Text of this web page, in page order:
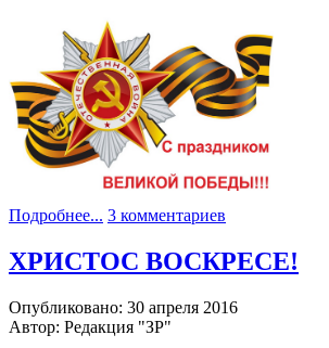
Подробнее... 3 комментариев
ХРИСТОС ВОСКРЕСЕ!
Опубликовано: 30 апреля 2016
Автор: Редакция "ЗР"